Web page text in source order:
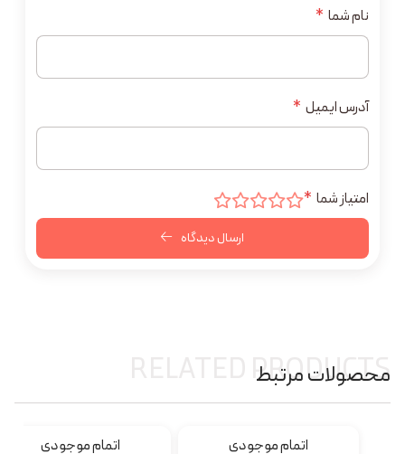
نام شما *
آدرس ایمیل *
امتیاز شما *
ارسال دیدگاه
محصولات مرتبط
RELATED PRODUCTS
اتمام موجودی اتمام موجودی